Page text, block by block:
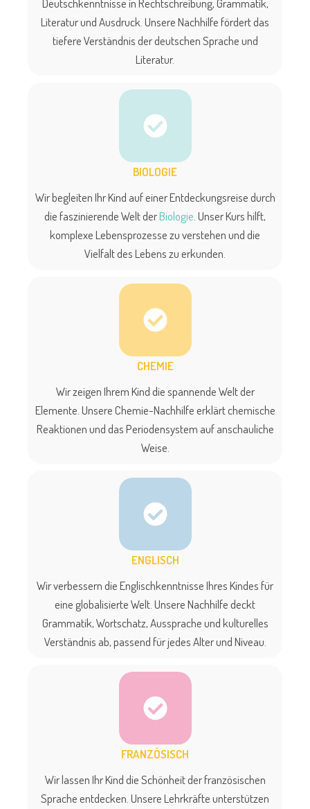
Deutschkenntnisse in Rechtschreibung, Grammatik,
Literatur und Ausdruck. Unsere Nachhilfe fördert das
tiefere Verständnis der deutschen Sprache und
Literatur.
BIOLOGIE
Wir begleiten Ihr Kind auf einer Entdeckungsreise durch
die faszinierende Welt derBiologie. Unser Kurs hilft,
komplexe Lebensprozesse zu verstehen und die
Vielfalt des Lebens zu erkunden.
CHEMIE
Wir zeigen Ihrem Kind die spannende Welt der
Elemente. Unsere Chemie-Nachhilfe erklärt chemische
Reaktionen und das Periodensystem auf anschauliche
Weise.
ENGLISCH
Wir verbessern die Englischkenntnisse Ihres Kindes für
eine globalisierte Welt. Unsere Nachhilfe deckt
Grammatik, Wortschatz, Aussprache und kulturelles
Verständnis ab, passend für jedes Alter und Niveau.
FRANZÖSISCH
Wir lassen Ihr Kind die Schönheit der französischen
Sprache entdecken. Unsere Lehrkräfte unterstützen